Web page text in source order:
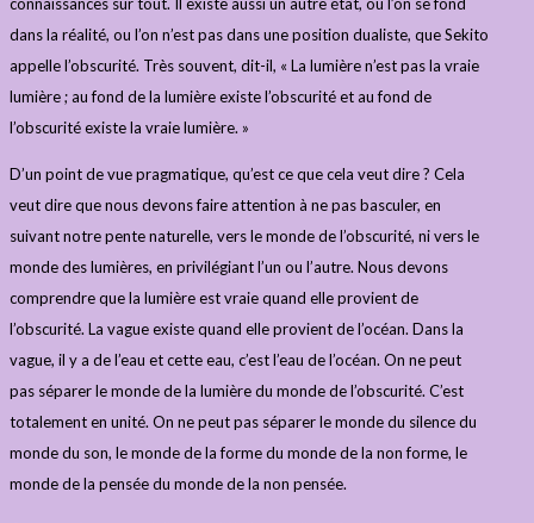
dans la réalité, ou l’on n’est pas dans une position dualiste, que Sekito
appelle l’obscurité. Très souvent, dit-il, « La lumière n’est pas la vraie
lumière ; au fond de la lumière existe l’obscurité et au fond de
l’obscurité existe la vraie lumière. »
D’un point de vue pragmatique, qu’est ce que cela veut dire ? Cela
veut dire que nous devons faire attention à ne pas basculer, en
suivant notre pente naturelle, vers le monde de l’obscurité, ni vers le
monde des lumières, en privilégiant l’un ou l’autre. Nous devons
comprendre que la lumière est vraie quand elle provient de
l’obscurité. La vague existe quand elle provient de l’océan. Dans la
vague, il y a de l’eau et cette eau, c’est l’eau de l’océan. On ne peut
pas séparer le monde de la lumière du monde de l’obscurité. C’est
totalement en unité. On ne peut pas séparer le monde du silence du
monde du son, le monde de la forme du monde de la non forme, le
monde de la pensée du monde de la non pensée.